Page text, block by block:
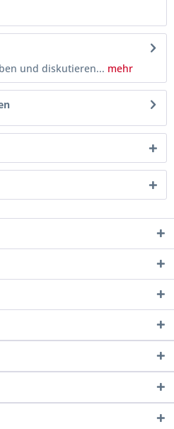
und diskutieren... mehr